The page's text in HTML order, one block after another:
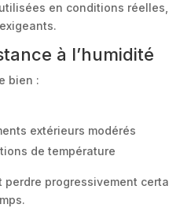
en conditions
à l’humidité
bien :
extérieurs modérés
de température
perdre progressivement